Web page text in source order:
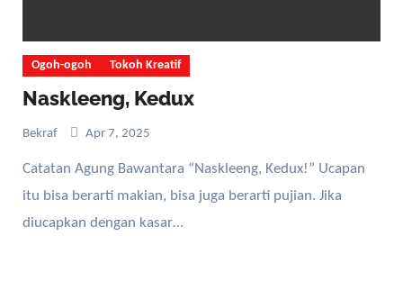
Ogoh-ogoh Tokoh Kreatif
Naskleeng, Kedux
Bekraf Apr 7, 2025
Catatan Agung Bawantara “Naskleeng, Kedux!” Ucapan
itu bisa berarti makian, bisa juga berarti pujian. Jika
diucapkan dengan kasar…